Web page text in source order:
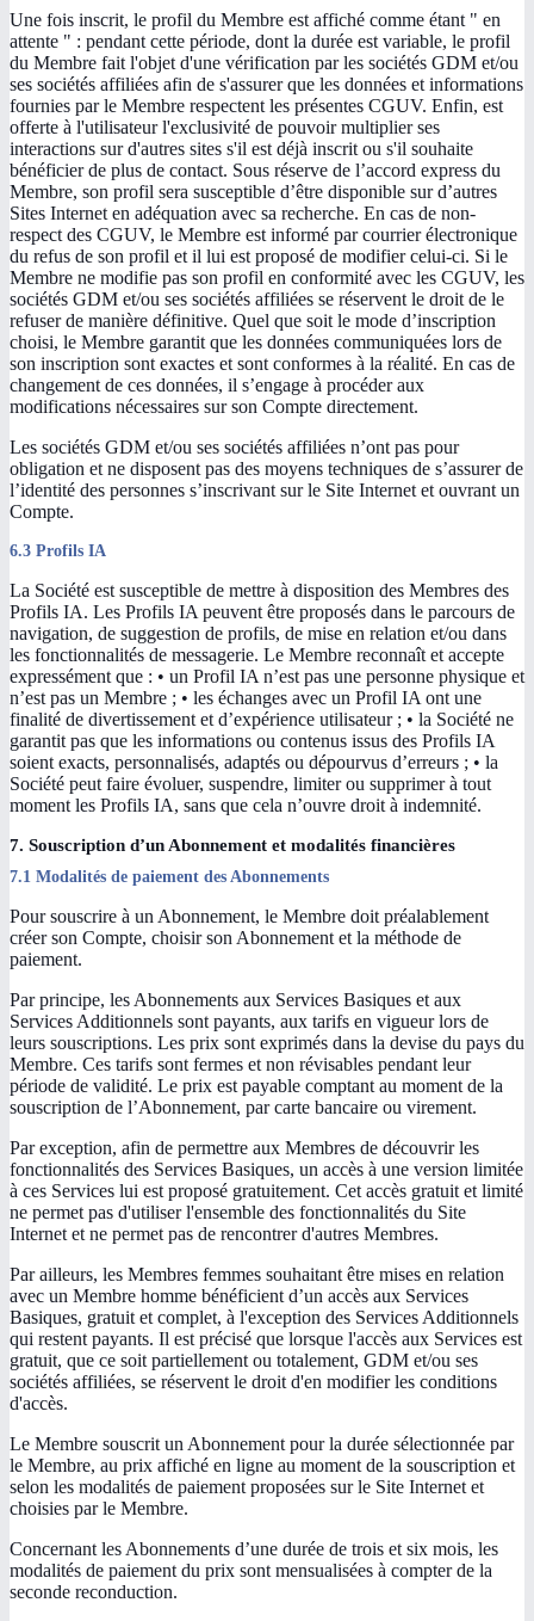
Une fois inscrit, le profil du Membre est affiché comme étant " en
attente " : pendant cette période, dont la durée est variable, le profil
du Membre fait l'objet d'une vérification par les sociétés GDM et/ou
ses sociétés affiliées afin de s'assurer que les données et informations
fournies par le Membre respectent les présentes CGUV. Enfin, est
offerte à l'utilisateur l'exclusivité de pouvoir multiplier ses
interactions sur d'autres sites s'il est déjà inscrit ou s'il souhaite
bénéficier de plus de contact. Sous réserve de l’accord express du
Membre, son profil sera susceptible d’être disponible sur d’autres
Sites Internet en adéquation avec sa recherche. En cas de non-
respect des CGUV, le Membre est informé par courrier électronique
du refus de son profil et il lui est proposé de modifier celui-ci. Si le
Membre ne modifie pas son profil en conformité avec les CGUV, les
sociétés GDM et/ou ses sociétés affiliées se réservent le droit de le
refuser de manière définitive. Quel que soit le mode d’inscription
choisi, le Membre garantit que les données communiquées lors de
son inscription sont exactes et sont conformes à la réalité. En cas de
changement de ces données, il s’engage à procéder aux
modifications nécessaires sur son Compte directement.
Les sociétés GDM et/ou ses sociétés affiliées n’ont pas pour
obligation et ne disposent pas des moyens techniques de s’assurer de
l’identité des personnes s’inscrivant sur le Site Internet et ouvrant un
Compte.
6.3 Profils IA
La Société est susceptible de mettre à disposition des Membres des
Profils IA. Les Profils IA peuvent être proposés dans le parcours de
navigation, de suggestion de profils, de mise en relation et/ou dans
les fonctionnalités de messagerie. Le Membre reconnaît et accepte
expressément que : • un Profil IA n’est pas une personne physique et
n’est pas un Membre ; • les échanges avec un Profil IA ont une
finalité de divertissement et d’expérience utilisateur ; • la Société ne
garantit pas que les informations ou contenus issus des Profils IA
soient exacts, personnalisés, adaptés ou dépourvus d’erreurs ; • la
Société peut faire évoluer, suspendre, limiter ou supprimer à tout
moment les Profils IA, sans que cela n’ouvre droit à indemnité.
7. Souscription d’un Abonnement et modalités financières
7.1 Modalités de paiement des Abonnements
Pour souscrire à un Abonnement, le Membre doit préalablement
créer son Compte, choisir son Abonnement et la méthode de
paiement.
Par principe, les Abonnements aux Services Basiques et aux
Services Additionnels sont payants, aux tarifs en vigueur lors de
leurs souscriptions. Les prix sont exprimés dans la devise du pays du
Membre. Ces tarifs sont fermes et non révisables pendant leur
période de validité. Le prix est payable comptant au moment de la
souscription de l’Abonnement, par carte bancaire ou virement.
Par exception, afin de permettre aux Membres de découvrir les
fonctionnalités des Services Basiques, un accès à une version limitée
à ces Services lui est proposé gratuitement. Cet accès gratuit et limité
ne permet pas d'utiliser l'ensemble des fonctionnalités du Site
Internet et ne permet pas de rencontrer d'autres Membres.
Par ailleurs, les Membres femmes souhaitant être mises en relation
avec un Membre homme bénéficient d’un accès aux Services
Basiques, gratuit et complet, à l'exception des Services Additionnels
qui restent payants. Il est précisé que lorsque l'accès aux Services est
gratuit, que ce soit partiellement ou totalement, GDM et/ou ses
sociétés affiliées, se réservent le droit d'en modifier les conditions
d'accès.
Le Membre souscrit un Abonnement pour la durée sélectionnée par
le Membre, au prix affiché en ligne au moment de la souscription et
selon les modalités de paiement proposées sur le Site Internet et
choisies par le Membre.
Concernant les Abonnements d’une durée de trois et six mois, les
modalités de paiement du prix sont mensualisées à compter de la
seconde reconduction.